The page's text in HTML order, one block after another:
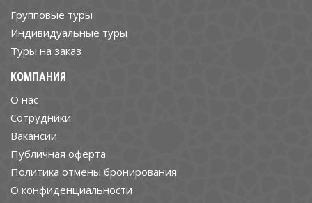
Групповые туры
Индивидуальные туры
Туры на заказ
КОМПАНИЯ
О нас
Cотрудники
Вакансии
Публичная оферта
Политика отмены бронирования
О конфиденциальности